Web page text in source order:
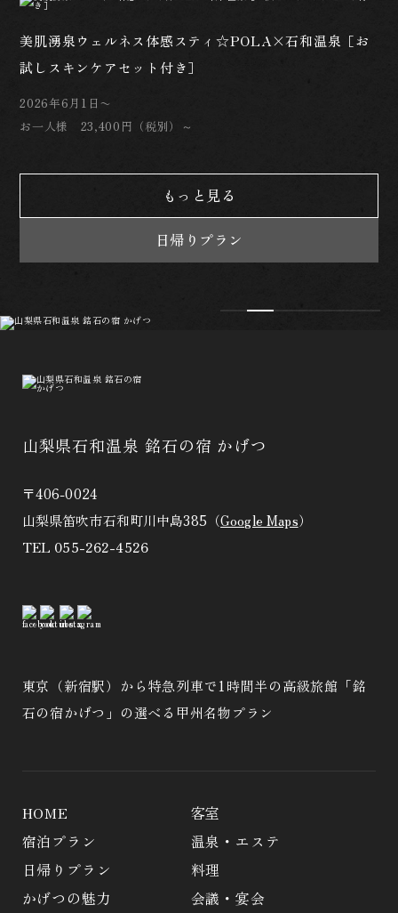
美肌湧泉ウェルネス体感スティ☆POLA×石和温泉［お
試しスキンケアセット付き］
2026年6月1日〜
お一人様 23,400円（税別）～
もっと見る
日帰りプラン
山梨県石和温泉 銘石の宿 かげつ
〒406-0024
山梨県笛吹市石和町川中島385（Google Maps）
TEL 055-262-4526
東京（新宿駅）から特急列車で1時間半の高級旅館「銘
石の宿かげつ」の選べる甲州名物プラン
HOME
宿泊プラン
日帰りプラン
かげつの魅力
客室
温泉・エステ
料理
会議・宴会